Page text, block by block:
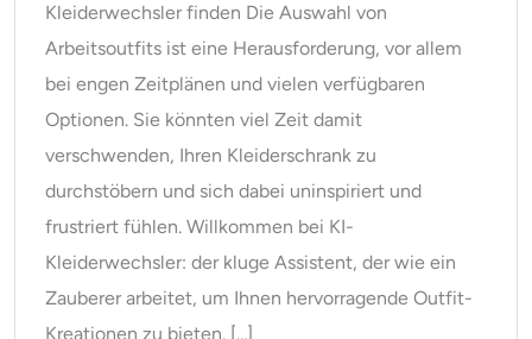
Kleiderwechsler finden Die Auswahl von
Arbeitsoutfits ist eine Herausforderung, vor allem
bei engen Zeitplänen und vielen verfügbaren
Optionen. Sie könnten viel Zeit damit
verschwenden, Ihren Kleiderschrank zu
durchstöbern und sich dabei uninspiriert und
frustriert fühlen. Willkommen bei KI-
Kleiderwechsler: der kluge Assistent, der wie ein
Zauberer arbeitet, um Ihnen hervorragende Outfit-
Kreationen zu bieten. [...]